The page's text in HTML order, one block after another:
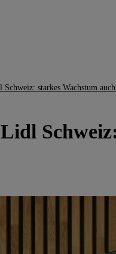
starkes Wachstum